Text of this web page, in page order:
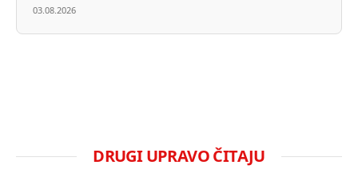
03.08.2026
DRUGI UPRAVO ČITAJU